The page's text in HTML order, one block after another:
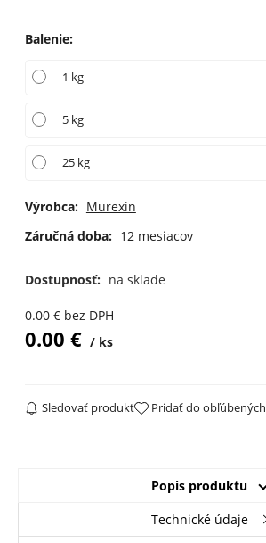
Balenie:
1 kg
5 kg
25 kg
Výrobca: Murexin
Záručná doba: 12 mesiacov
Dostupnosť: na sklade
0.00€ bez DPH
0.00 € ks
Sledovať produkt Pridať do obľúbených
Popis produktu
Technické údaje